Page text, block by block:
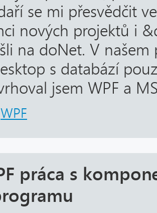
se mi přesvědčit
nových projektů i
na doNet. V
s databází
jsem WPF a
WPF
práca s